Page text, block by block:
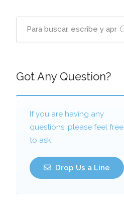
Got Any Question?
If you are having any
questions, please feel free
to ask.
Drop Us a Line